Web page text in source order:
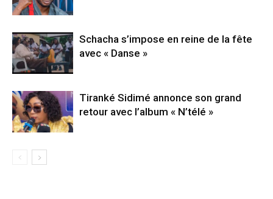
Schacha s’impose en reine de la fête
avec « Danse »
Tiranké Sidimé annonce son grand
retour avec l’album « N’télé »